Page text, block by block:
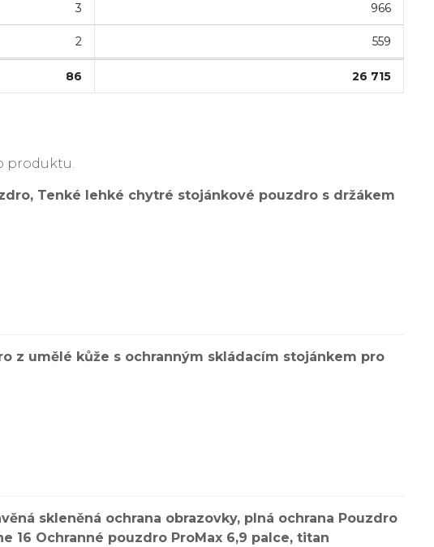
3 966
2 559
86 26 715
produktu.
Tenké lehké chytré stojánkové pouzdro s držákem
z umělé kůže s ochranným skládacím stojánkem pro
skleněná ochrana obrazovky, plná ochrana Pouzdro
Ochranné pouzdro ProMax 6,9 palce, titan